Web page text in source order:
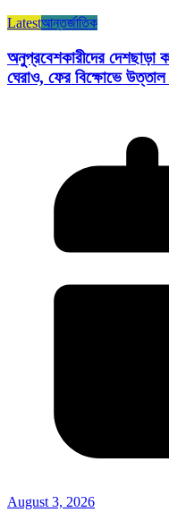
Latestআন্তর্জাতিক
অনুপ্রবেশকারীদের দেশছাড়া
ঘেরাও, ফের বিক্ষোভে উত্তাল
August 3, 2026